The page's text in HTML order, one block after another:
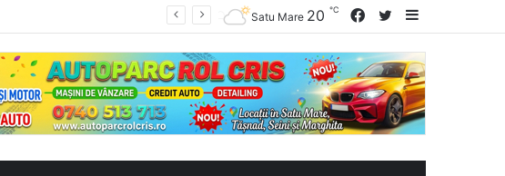
Sidebar
Twitter
Facebook
Satu Mare 20 ℃